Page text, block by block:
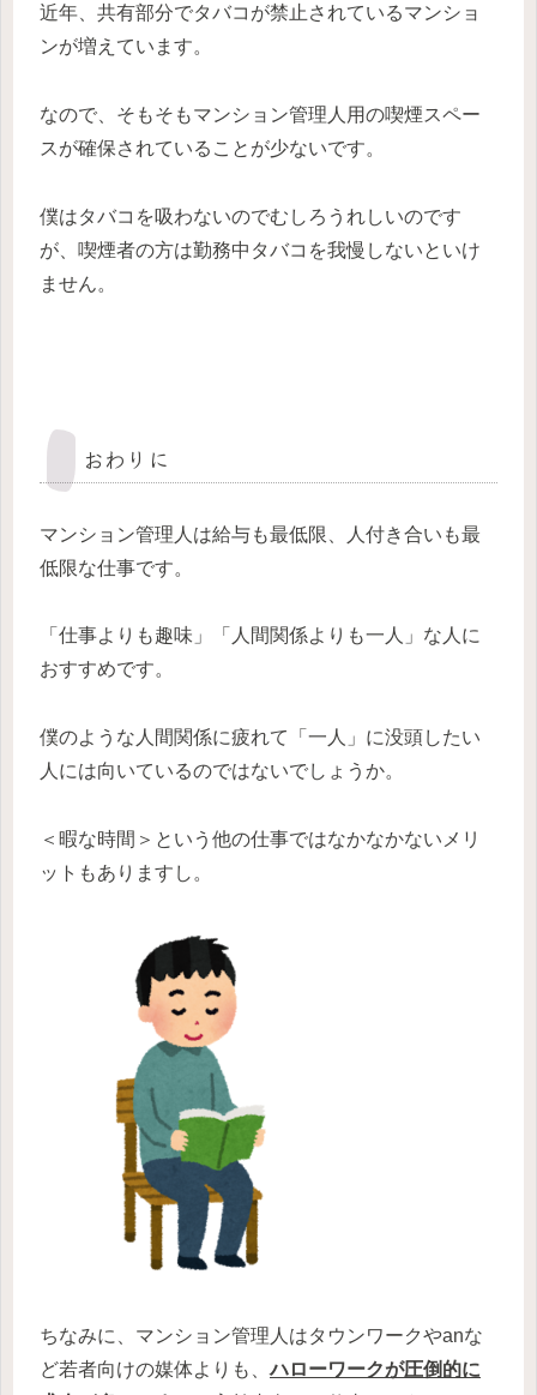
近年、共有部分でタバコが禁止されているマンショ
ンが増えています。
なので、そもそもマンション管理人用の喫煙スペー
スが確保されていることが少ないです。
僕はタバコを吸わないのでむしろうれしいのです
が、喫煙者の方は勤務中タバコを我慢しないといけ
ません。
おわりに
マンション管理人は給与も最低限、人付き合いも最
低限な仕事です。
「仕事よりも趣味」「人間関係よりも一人」な人に
おすすめです。
僕のような人間関係に疲れて「一人」に没頭したい
人には向いているのではないでしょうか。
＜暇な時間＞という他の仕事ではなかなかないメリ
ットもありますし。
ちなみに、マンション管理人はタウンワークやanな
ど若者向けの媒体よりも、ハローワークが圧倒的に